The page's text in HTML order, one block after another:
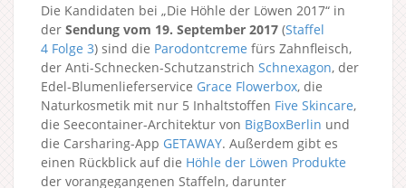
Die Kandidaten bei „Die Höhle der Löwen 2017“ in
der Sendung vom 19. September 2017 (Staffel
4 Folge 3) sind die Parodontcreme fürs Zahnfleisch,
der Anti-Schnecken-Schutzanstrich Schnexagon, der
Edel-Blumenlieferservice Grace Flowerbox, die
Naturkosmetik mit nur 5 Inhaltstoffen Five Skincare,
die Seecontainer-Architektur von BigBoxBerlin und
die Carsharing-App GETAWAY. Außerdem gibt es
einen Rückblick auf die Höhle der Löwen Produkte
der vorangegangenen Staffeln, darunter